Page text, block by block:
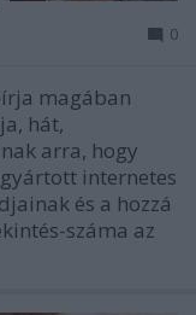
0
magában
hát,
arra, hogy
internetes
és a hozzá
száma az